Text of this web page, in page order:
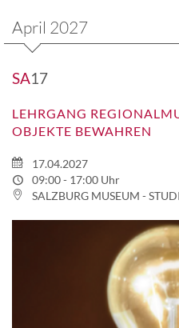
April 2027
SA17
LEHRGANG
OBJEKTE BEWAHREN
17.04.2027
09:00 - 17:00 Uhr
SALZBURG MUSEUM -